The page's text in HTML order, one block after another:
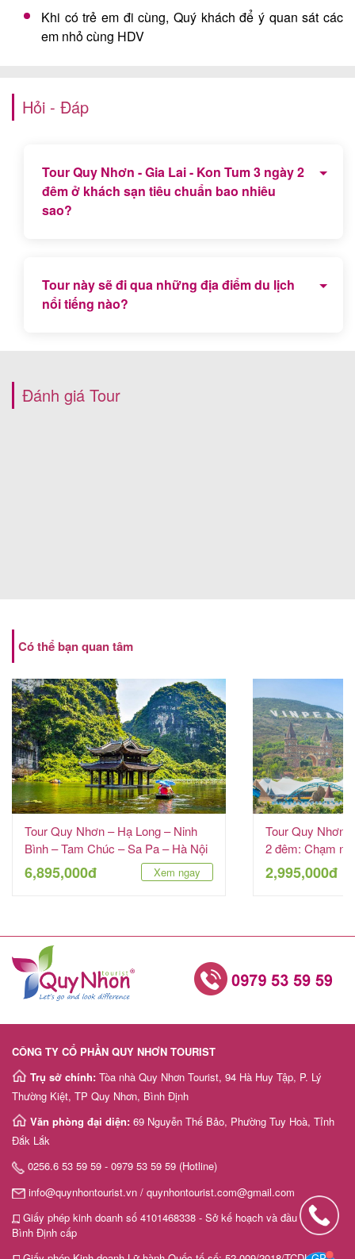
Khi có trẻ em đi cùng, Quý khách để ý quan sát các
em nhỏ cùng HDV
Hỏi - Đáp
Tour Quy Nhơn - Gia Lai - Kon Tum 3 ngày 2
đêm ở khách sạn tiêu chuẩn bao nhiêu
sao?
Tour này sẽ đi qua những địa điểm du lịch
nổi tiếng nào?
nhất định bạn không thể bỏ qua.
Đánh giá Tour
Có thể bạn quan tâm
Tour Quy Nhơn – Hạ Long – Ninh
Bình – Tam Chúc – Sa Pa – Hà Nội
6 ngày 5 đêm
6,895,000đ Xem ngay
Tour Quy Nhơn
2 đêm: Chạm
VinWonders
2,995,000đ
CÔNG TY CỔ PHẦN QUY NHƠN TOURIST
Trụ sở chính: Tòa nhà Quy Nhơn Tourist, 94 Hà Huy Tập, P. Lý
Thường Kiệt, TP Quy Nhơn, Bình Định
Văn phòng đại diện: 69 Nguyễn Thế Bảo, Phường Tuy Hoà, Tỉnh
Đắk Lắk
0256.6 53 59 59 - 0979 53 59 59 (Hotline)
info@quynhontourist.vn / quynhontourist.com@gmail.com
Giấy phép kinh doanh số 4101468338 - Sở kế hoạch và đầu tư tỉnh
Bình Định cấp